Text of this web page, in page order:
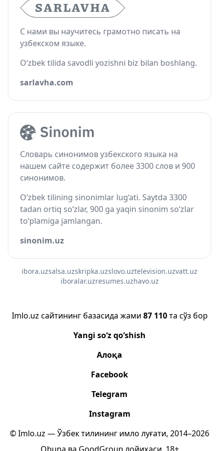
С нами вы научитесь грамотно писать на
узбекском языке.
O‘zbek tilida savodli yozishni biz bilan boshlang.
sarlavha.com
Словарь синонимов узбекского языка на
нашем сайте содержит более 3300 слов и 900
синонимов.
O‘zbek tilining sinonimlar lug‘ati. Saytda 3300
tadan ortiq so‘zlar, 900 ga yaqin sinonim so‘zlar
to‘plamiga jamlangan.
sinonim.uz
ibora.uzsalsa.uzskripka.uzslovo.uztelevision.uzvatt.uz
iboralar.uzresumes.uzhavo.uz
Imlo.uz сайтининг базасида жами 87 110та сўз бор
Yangi so‘z qo‘shish
Алоқа
Facebook
Telegram
Instagram
© Imlo.uz — Ўзбек тилининг имло луғати, 2014–2026